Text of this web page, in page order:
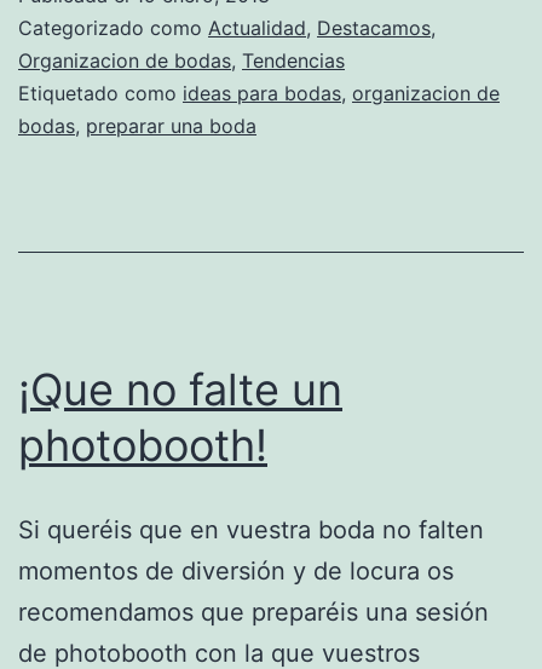
boda
con
mucho
glamour
Categorizado como Actualidad, Destacamos,
Organizacion de bodas, Tendencias
Etiquetado como ideas para bodas, organizacion de
bodas, preparar una boda
¡Que no falte un
photobooth!
Si queréis que en vuestra boda no falten
momentos de diversión y de locura os
recomendamos que preparéis una sesión
de photobooth con la que vuestros